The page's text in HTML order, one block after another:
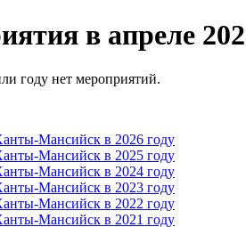
в апреле
году нет мероприятий.
Мансийск в 2026 году
Мансийск в 2025 году
Мансийск в 2024 году
Мансийск в 2023 году
Мансийск в 2022 году
Мансийск в 2021 году